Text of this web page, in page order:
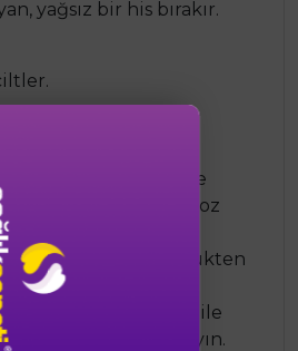
yağsız bir his bırakır.
önce yetişkinlerde
ortalama 6 doz
etmesi için yüzdükten
uygulayın.
ürün kullanırken bile
süre maruz kalmayın.